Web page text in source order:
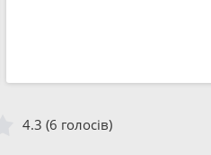
4.3 (6 голосів)